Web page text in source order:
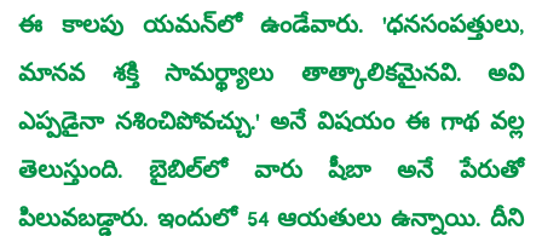
ఈ కాలపు యమన్‌లో ఉండేవారు. 'ధనసంపత్తులు,
మానవ శక్తి సామర్థ్యాలు తాత్కాలికమైనవి. అవి
ఎప్పడైనా నశించిపోవచ్చు.' అనే విషయం ఈ గాథ వల్ల
తెలుస్తుంది. బైబిల్‌లో వారు షీబా అనే పేరుతో
పిలువబడ్డారు. ఇందులో 54 ఆయతులు ఉన్నాయి. దీని